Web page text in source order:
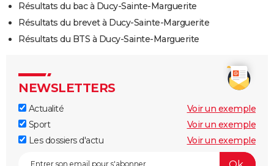
Résultats du bac à Ducy-Sainte-Marguerite
Résultats du brevet à Ducy-Sainte-Marguerite
Résultats du BTS à Ducy-Sainte-Marguerite
NEWSLETTERS
Actualité
Voir un exemple
Sport
Voir un exemple
Les dossiers d'actu
Voir un exemple